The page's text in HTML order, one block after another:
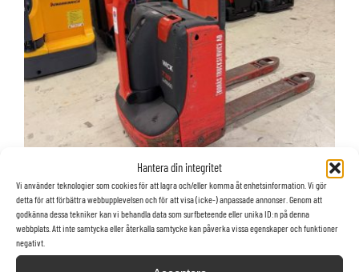
Hantera din integritet
Vi använder teknologier som cookies för att lagra och/eller komma åt enhetsinformation. Vi gör
detta för att förbättra webbupplevelsen och för att visa (icke-) anpassade annonser. Genom att
godkänna dessa tekniker kan vi behandla data som surfbeteende eller unika ID:n på denna
webbplats. Att inte samtycka eller återkalla samtycke kan påverka vissa egenskaper och funktioner
negativt.Linde truck T 18